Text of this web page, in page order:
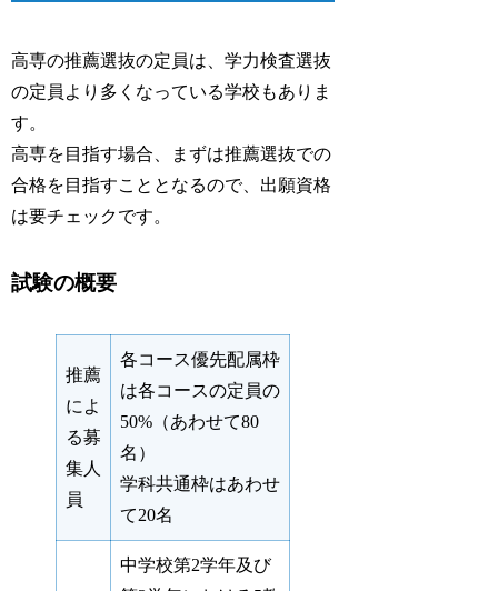
高専の推薦選抜の定員は、学力検査選抜
の定員より多くなっている学校もありま
す。
高専を目指す場合、まずは推薦選抜での
合格を目指すこととなるので、出願資格
は要チェックです。
試験の概要
推薦
によ
る募
集人
員
各コース優先配属枠
は各コースの定員の
50%（あわせて80
名）
学科共通枠はあわせ
て20名
中学校第2学年及び